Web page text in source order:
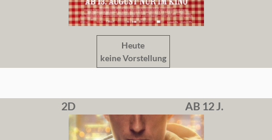
Heute
keine Vorstellung
2D AB 12 J.